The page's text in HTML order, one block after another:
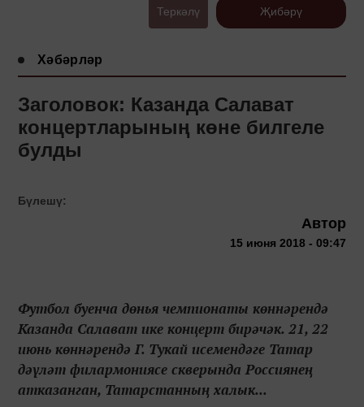
Теркәлү Җибәрү
Хәбәрләр
Заголовок: Казанда Салават
концертларының көне билгеле
булды
Бүлешү:
Автор
15 июня 2018 - 09:47
Футбол буенча дөнья чемпионаты көннәрендә
Казанда Салават ике концерт бирәчәк. 21, 22
июнь көннәрендә Г. Тукай исемендәге Татар
дәүләт филармониясе скверында Россиянең
атказанган, Татарстанның халык...